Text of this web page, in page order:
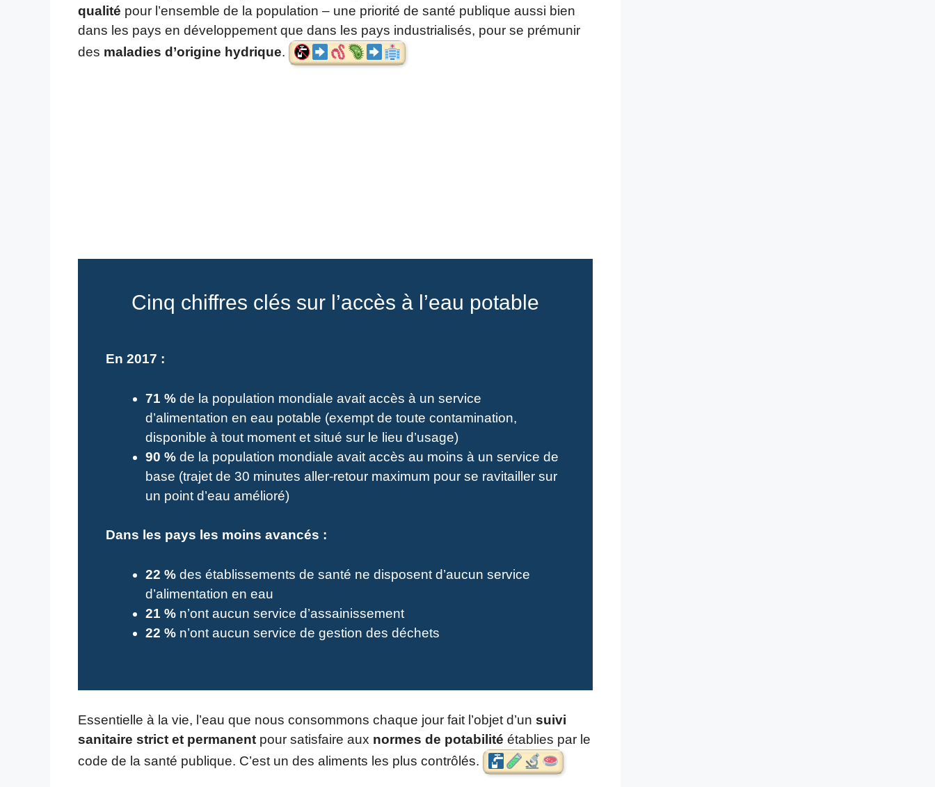
qualité pour l’ensemble de la population – une priorité de santé publique aussi bien
dans les pays en développement que dans les pays industrialisés, pour se prémunir
des maladies d’origine hydrique.
Cinq chiffres clés sur l’accès à l’eau potable
En 2017 :
71 % de la population mondiale avait accès à un service
d’alimentation en eau potable (exempt de toute contamination,
disponible à tout moment et situé sur le lieu d’usage)
90 % de la population mondiale avait accès au moins à un service de
base (trajet de 30 minutes aller-retour maximum pour se ravitailler sur
un point d’eau amélioré)
Dans les pays les moins avancés :
22 % des établissements de santé ne disposent d’aucun service
d’alimentation en eau
21 % n’ont aucun service d’assainissement
22 % n’ont aucun service de gestion des déchets
Essentielle à la vie, l’eau que nous consommons chaque jour fait l’objet d’un suivi
sanitaire strict et permanent pour satisfaire aux normes de potabilité établies par le
code de la santé publique. C’est un des aliments les plus contrôlés.